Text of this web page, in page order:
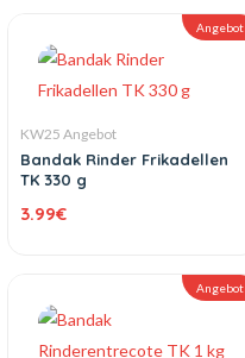
Angebot
KW25 Angebot
Bandak Rinder Frikadellen
TK 330 g
3.99€
Angebot